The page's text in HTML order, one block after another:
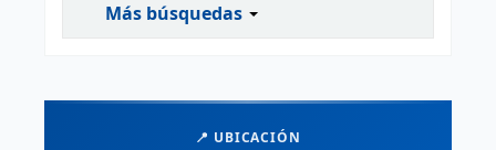
Más búsquedas
📍 UBICACIÓN